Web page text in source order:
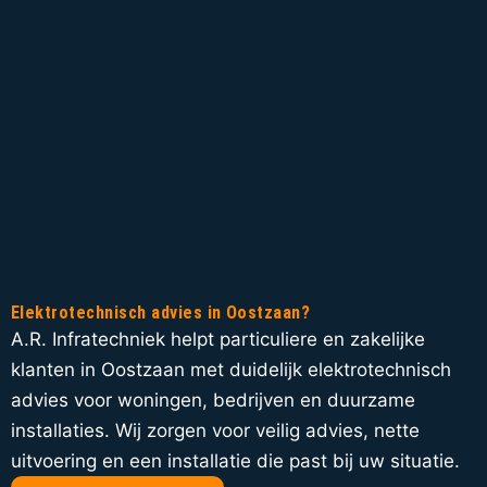
Elektrotechnisch advies in Oostzaan?
A.R. Infratechniek helpt particuliere en zakelijke
klanten in Oostzaan met duidelijk elektrotechnisch
advies voor woningen, bedrijven en duurzame
installaties. Wij zorgen voor veilig advies, nette
uitvoering en een installatie die past bij uw situatie.